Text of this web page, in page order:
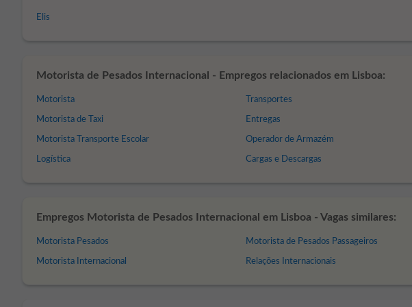
Elis
Motorista de Pesados Internacional - Empregos relacionados em Lisboa:
Motorista
Motorista de Taxi
Motorista Transporte Escolar
Logística
Transportes
Entregas
Operador de Armazém
Cargas e Descargas
Empregos Motorista de Pesados Internacional em Lisboa - Vagas similares:
Motorista Pesados
Motorista Internacional
Motorista de Pesados Passageiros
Relações Internacionais